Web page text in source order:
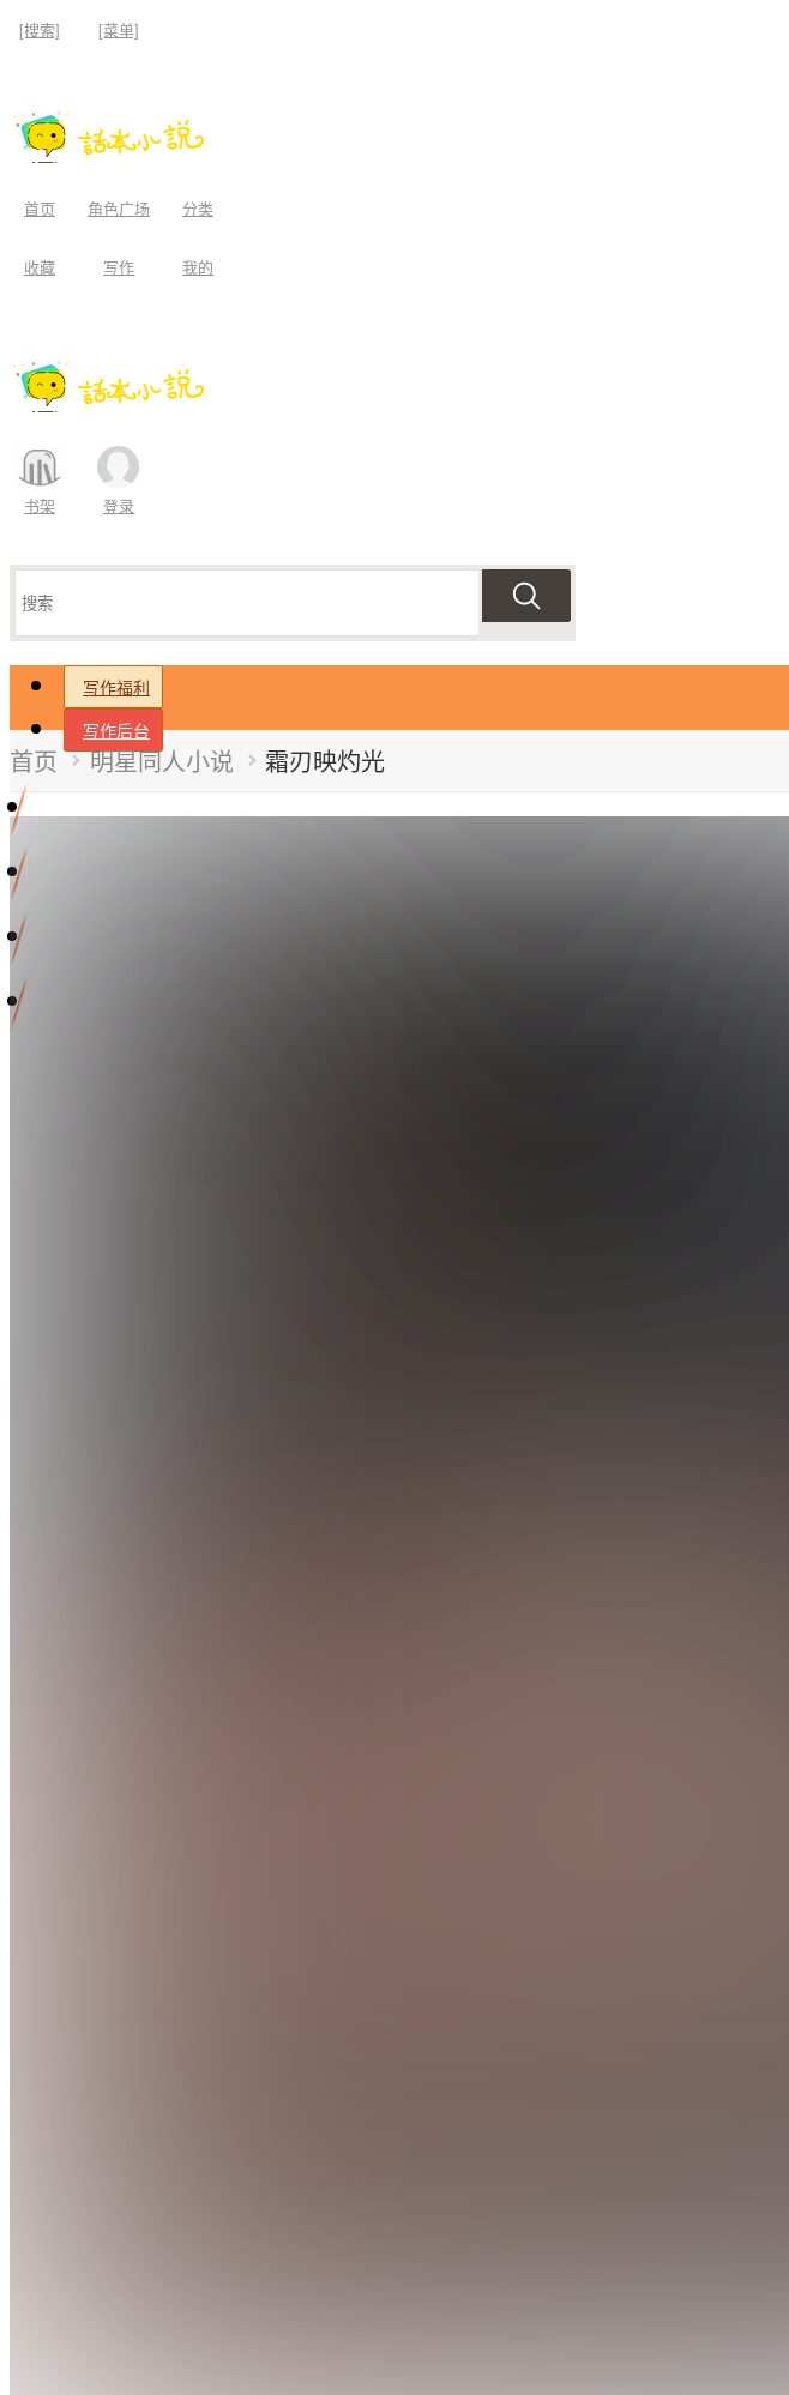
[搜索] [菜单]
首页 角色广场 分类
收藏 写作 我的
书架 登录
写作福利
写作后台
首页 明星同人小说 霜刃映灼光